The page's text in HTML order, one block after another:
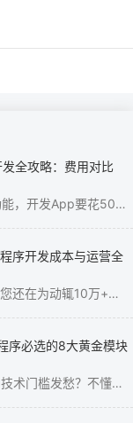
全攻略：费用对比
“90%的企业老板都不知道：同样的功能，开发App要花50万，而小程序仅需5万！更扎心的是，你砸钱做的App用户根本不想下载，而小程序却能‘即用即走’，流量暴涨300%！” 如果你还在纠结“选小程序还是App”，甚至以为…
序开发成本与运营全
当同行通过小程序月增30万营收时，您还在为动辄10万+的开发费犯愁？ 当竞争对手的同城模板小程序3天上线时，您还在纠结功能模块如何配置？ 这绝非危言耸听——90%的企业主不知道： 开源商城小程序与同城模板小程序的…
序必选的8大黄金模块
“别人靠小程序月入过万，你却还在为技术门槛发愁？不懂代码、不会设计、没钱招团队……这些借口今天统统作废！重庆小程序开发风口，0基础小白也能靠【企业小程序开发】的【8大黄金模块】和【3个裂变…